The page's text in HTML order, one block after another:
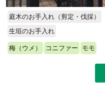
庭木のお手入れ（剪定・伐採）
生垣のお手入れ
梅（ウメ） コニファー モモ